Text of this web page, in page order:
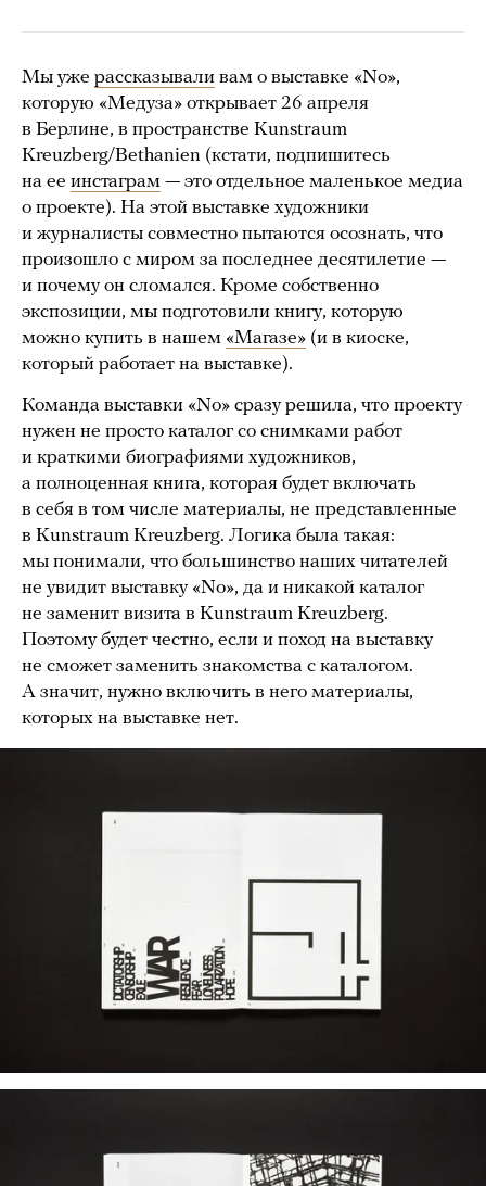
Мы уже рассказывали вам о выставке «No»,
которую «Медуза» открывает 26 апреля
в Берлине, в пространстве Kunstraum
Kreuzberg/Bethanien (кстати, подпишитесь
на ее инстаграм — это отдельное маленькое медиа
о проекте). На этой выставке художники
и журналисты совместно пытаются осознать, что
произошло с миром за последнее десятилетие —
и почему он сломался. Кроме собственно
экспозиции, мы подготовили книгу, которую
можно купить в нашем «Магазе» (и в киоске,
который работает на выставке).
Команда выставки «No» сразу решила, что проекту
нужен не просто каталог со снимками работ
и краткими биографиями художников,
а полноценная книга, которая будет включать
в себя в том числе материалы, не представленные
в Kunstraum Kreuzberg. Логика была такая:
мы понимали, что большинство наших читателей
не увидит выставку «No», да и никакой каталог
не заменит визита в Kunstraum Kreuzberg.
Поэтому будет честно, если и поход на выставку
не сможет заменить знакомства с каталогом.
А значит, нужно включить в него материалы,
которых на выставке нет.